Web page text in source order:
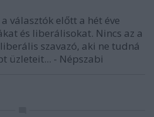
választók előtt a hét éve
és liberálisokat. Nincs az a
szavazó, aki ne tudná
üzleteit... - Népszabi